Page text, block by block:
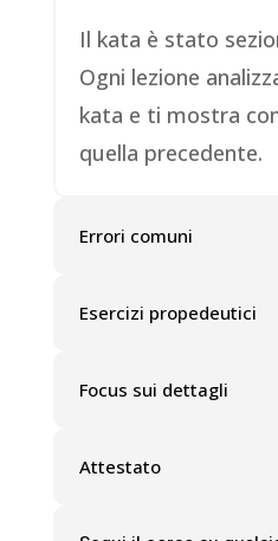
Il kata è stato
Ogni lezione
kata e ti mostra
quella precedente.
Errori comuni
Esercizi propedeutici
Focus sui dettagli
Attestato